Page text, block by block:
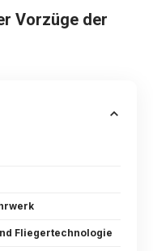
Vorzüge der
Fliegertechnologie